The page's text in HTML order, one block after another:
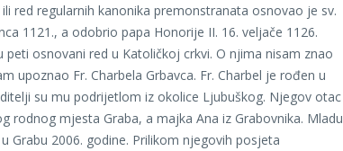
red regularnih kanonika premonstranata osnovao je sv.
1121., a odobrio papa Honorije II. 16. veljače 1126.
peti osnovani red u Katoličkoj crkvi. O njima nisam znao
upoznao Fr. Charbela Grbavca. Fr. Charbel je rođen u
su mu podrijetlom iz okolice Ljubuškog. Njegov otac
rodnog mjesta Graba, a majka Ana iz Grabovnika. Mladu
Grabu 2006. godine. Prilikom njegovih posjeta